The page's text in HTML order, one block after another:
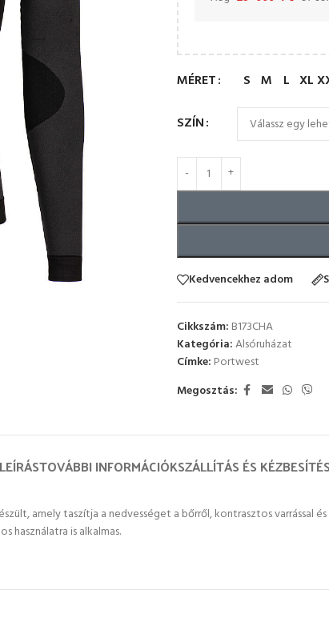
MÉRET S M L XL
SZÍN
Kedvencekhez adom
Cikkszám: B173CHA
Kategória:Alsóruházat
Címke: Portwest
Megosztás:
LEÍRÁSTOVÁBBI INFORMÁCIÓKSZÁLLÍTÁS ÉS KÉZBESÍTÉS
amely taszítja a nedvességet a bőrről, kontrasztos varrással
használatra is alkalmas.